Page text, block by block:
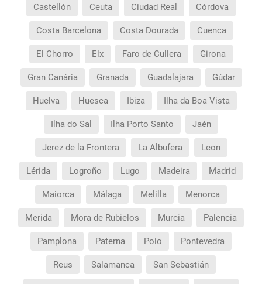
Castellón Ceuta Ciudad Real Córdova
Costa Barcelona Costa Dourada Cuenca
El Chorro Elx Faro de Cullera Girona
Gran Canária Granada Guadalajara Gúdar
Huelva Huesca Ibiza Ilha da Boa Vista
Ilha do Sal Ilha Porto Santo Jaén
Jerez de la Frontera La Albufera Leon
Lérida Logroño Lugo Madeira Madrid
Maiorca Málaga Melilla Menorca
Merida Mora de Rubielos Murcia Palencia
Pamplona Paterna Poio Pontevedra
Reus Salamanca San Sebastián